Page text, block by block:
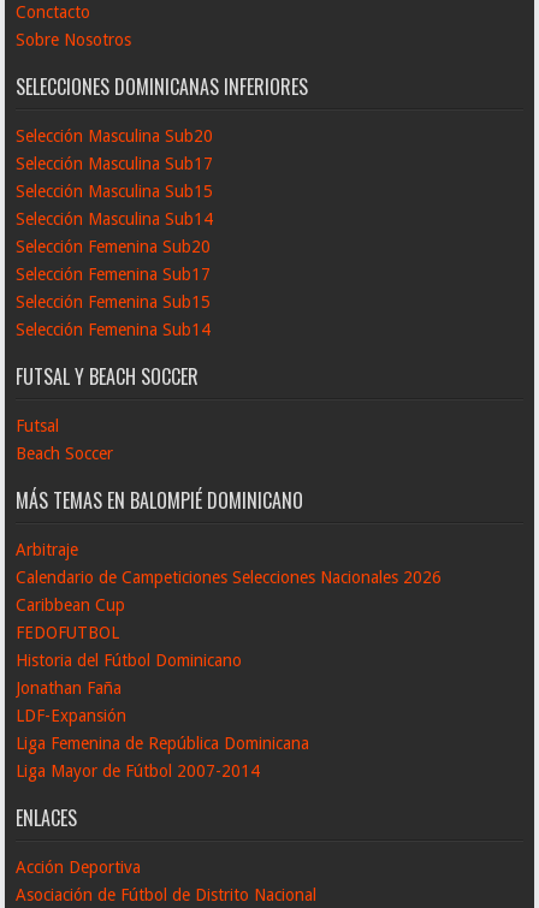
Conctacto
Sobre Nosotros
SELECCIONES DOMINICANAS INFERIORES
Selección Masculina Sub20
Selección Masculina Sub17
Selección Masculina Sub15
Selección Masculina Sub14
Selección Femenina Sub20
Selección Femenina Sub17
Selección Femenina Sub15
Selección Femenina Sub14
FUTSAL Y BEACH SOCCER
Futsal
Beach Soccer
MÁS TEMAS EN BALOMPIÉ DOMINICANO
Arbitraje
Calendario de Campeticiones Selecciones Nacionales 2026
Caribbean Cup
FEDOFUTBOL
Historia del Fútbol Dominicano
Jonathan Faña
LDF-Expansión
Liga Femenina de República Dominicana
Liga Mayor de Fútbol 2007-2014
ENLACES
Acción Deportiva
Asociación de Fútbol de Distrito Nacional